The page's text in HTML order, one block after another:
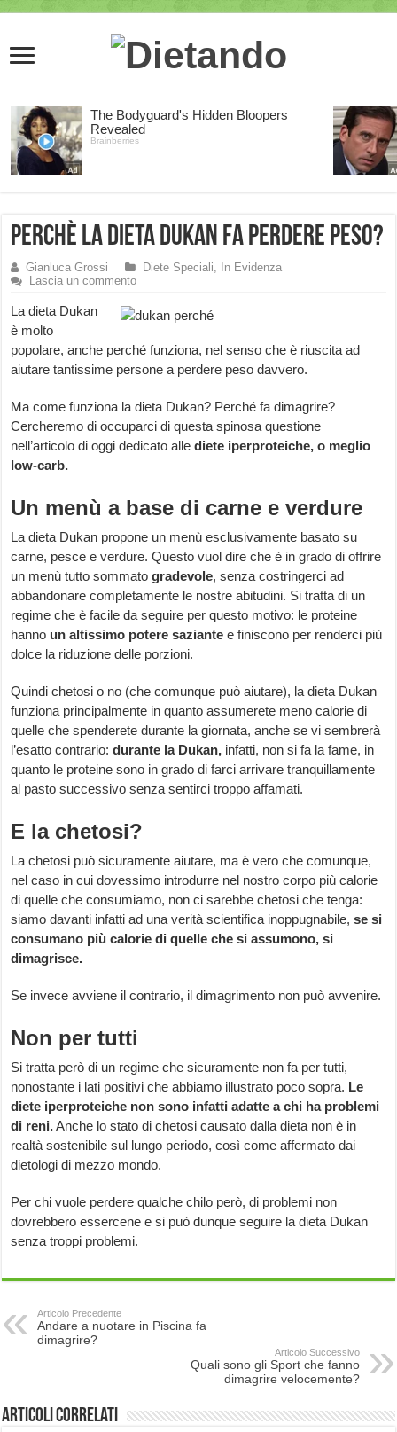
Perchè la Dieta Dukan fa perdere peso?
Gianluca Grossi Diete Speciali,
In Evidenza
Lascia un commento
La dieta Dukan
è molto
popolare, anche perché funziona, nel senso che è riuscita ad
aiutare tantissime persone a perdere peso davvero.
Ma come funziona la dieta Dukan? Perché fa dimagrire?
Cercheremo di occuparci di questa spinosa questione
nell’articolo di oggi dedicato allediete iperproteiche, o meglio
low-carb.
Un menù a base di carne e verdure
La dieta Dukan propone un menù esclusivamente basato su
carne, pesce e verdure. Questo vuol dire che è in grado di offrire
un menù tutto sommatogradevole, senza costringerci ad
abbandonare completamente le nostre abitudini. Si tratta di un
regime che è facile da seguire per questo motivo: le proteine
hanno un altissimo potere saziante e finiscono per renderci più
dolce la riduzione delle porzioni.
Quindi chetosi o no (che comunque può aiutare), la dieta Dukan
funziona principalmente in quanto assumerete meno calorie di
quelle che spenderete durante la giornata, anche se vi sembrerà
l’esatto contrario:durante la Dukan, infatti, non si fa la fame, in
quanto le proteine sono in grado di farci arrivare tranquillamente
al pasto successivo senza sentirci troppo affamati.
E la chetosi?
La chetosi può sicuramente aiutare, ma è vero che comunque,
nel caso in cui dovessimo introdurre nel nostro corpo più calorie
di quelle che consumiamo, non ci sarebbe chetosi che tenga:
siamo davanti infatti ad una verità scientifica inoppugnabile,se si
consumano più calorie di quelle che si assumono, si
dimagrisce.
Se invece avviene il contrario, il dimagrimento non può avvenire.
Non per tutti
Si tratta però di un regime che sicuramente non fa per tutti,
nonostante i lati positivi che abbiamo illustrato poco sopra. Le
diete iperproteiche non sono infatti adatte a chi ha problemi
di reni.Anche lo stato di chetosi causato dalla dieta non è in
realtà sostenibile sul lungo periodo, così come affermato dai
dietologi di mezzo mondo.
Per chi vuole perdere qualche chilo però, di problemi non
dovrebbero essercene e si può dunque seguire la dieta Dukan
senza troppi problemi.
Articolo Precedente
Andare a nuotare in Piscina fa
dimagrire?
Articolo Successivo
Quali sono gli Sport che fanno
dimagrire velocemente?
Articoli correlati